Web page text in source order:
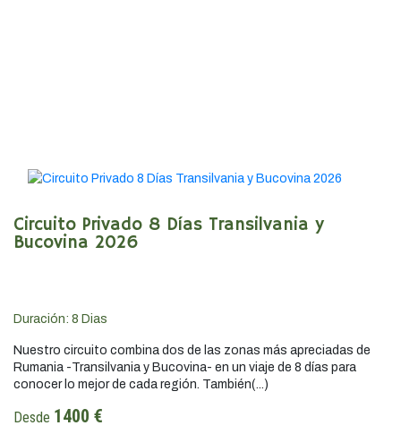
Circuito Privado 8 Días Transilvania y
Bucovina 2026
Duración: 8 Dias
Nuestro circuito combina dos de las zonas más apreciadas de
Rumania -Transilvania y Bucovina- en un viaje de 8 días para
conocer lo mejor de cada región. También(...)
Desde 1400 €